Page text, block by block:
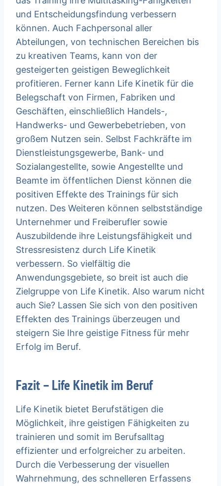
und Entscheidungsfindung verbessern
können. Auch Fachpersonal aller
Abteilungen, von technischen Bereichen bis
zu kreativen Teams, kann von der
gesteigerten geistigen Beweglichkeit
profitieren. Ferner kann Life Kinetik für die
Belegschaft von Firmen, Fabriken und
Geschäften, einschließlich Handels-,
Handwerks- und Gewerbebetrieben, von
großem Nutzen sein. Selbst Fachkräfte im
Dienstleistungsgewerbe, Bank- und
Sozialangestellte, sowie Angestellte und
Beamte im öffentlichen Dienst können die
positiven Effekte des Trainings für sich
nutzen. Des Weiteren können selbstständige
Unternehmer und Freiberufler sowie
Auszubildende ihre Leistungsfähigkeit und
Stressresistenz durch Life Kinetik
verbessern. So vielfältig die
Anwendungsgebiete, so breit ist auch die
Zielgruppe von Life Kinetik. Also warum nicht
auch Sie? Lassen Sie sich von den positiven
Effekten des Trainings überzeugen und
steigern Sie Ihre geistige Fitness für mehr
Erfolg im Beruf.
Fazit – Life Kinetik im Beruf
Life Kinetik bietet Berufstätigen die
Möglichkeit, ihre geistigen Fähigkeiten zu
trainieren und somit im Berufsalltag
effizienter und erfolgreicher zu arbeiten.
Durch die Verbesserung der visuellen
Wahrnehmung, des schnelleren Erfassens